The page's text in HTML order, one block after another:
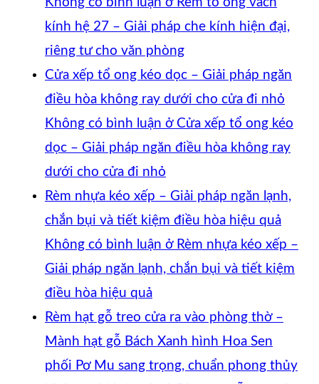
kính hệ 27 – Giải pháp che kính hiện đại,
riêng tư cho văn phòng
Cửa xếp tổ ong kéo dọc – Giải pháp ngăn
điều hòa không ray dưới cho cửa đi nhỏ
Không có bình luận ở Cửa xếp tổ ong kéo
dọc – Giải pháp ngăn điều hòa không ray
dưới cho cửa đi nhỏ
Rèm nhựa kéo xếp – Giải pháp ngăn lạnh,
chắn bụi và tiết kiệm điều hòa hiệu quả
Không có bình luận ở Rèm nhựa kéo xếp –
Giải pháp ngăn lạnh, chắn bụi và tiết kiệm
điều hòa hiệu quả
Rèm hạt gỗ treo cửa ra vào phòng thờ –
Mành hạt gỗ Bách Xanh hình Hoa Sen
phối Pơ Mu sang trọng, chuẩn phong thủy